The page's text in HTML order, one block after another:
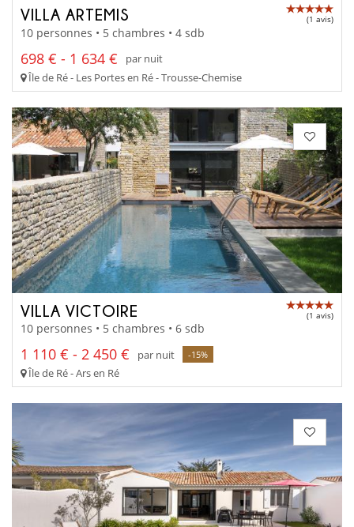
VILLA ARTEMIS (1 avis)
10 personnes • 5 chambres • 4 sdb
698 € - 1 634 €
par nuit
Île de Ré - Les Portes en Ré - Trousse-Chemise
VILLA VICTOIRE (1 avis)
10 personnes • 5 chambres • 6 sdb
1 110 € - 2 450 € par nuit -15%
Île de Ré - Ars en Ré